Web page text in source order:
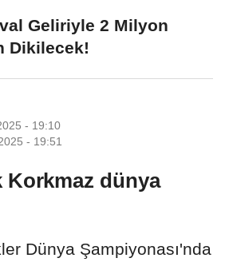
Geliriyle 2 Milyon
Dikilecek!
- 19:10
- 19:51
Korkmaz dünya
Dünya Şampiyonası'nda